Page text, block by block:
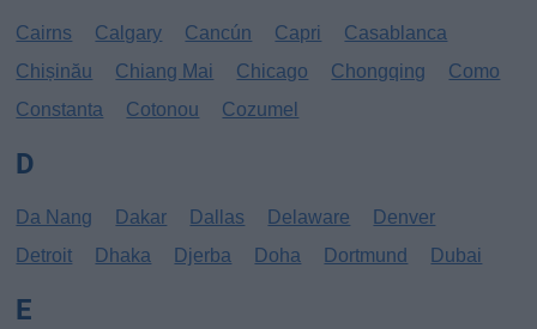
Cairns Calgary Cancún Capri
Casablanca
Chișinău
Chiang Mai Chicago Chongqing
Como
Constanta
Cotonou Cozumel
D
Da Nang Dakar Dallas Delaware
Denver
Detroit
Dhaka Djerba Doha Dortmund Dubai
E